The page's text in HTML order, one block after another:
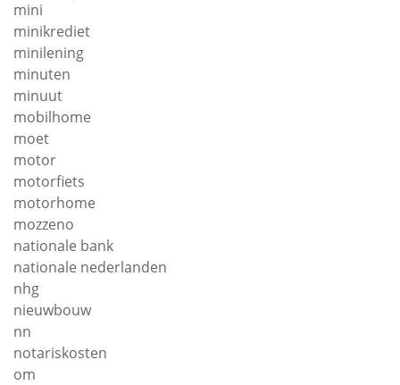
mini
minikrediet
minilening
minuten
minuut
mobilhome
moet
motor
motorfiets
motorhome
mozzeno
nationale bank
nationale nederlanden
nhg
nieuwbouw
nn
notariskosten
om